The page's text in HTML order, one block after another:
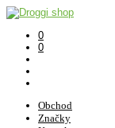
0
0
Obchod
Značky